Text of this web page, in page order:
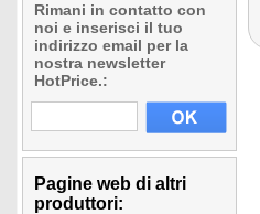
Rimani in contatto con
noi e inserisci il tuo
indirizzo email per la
nostra newsletter
HotPrice.:
Pagine web di altri
produttori: